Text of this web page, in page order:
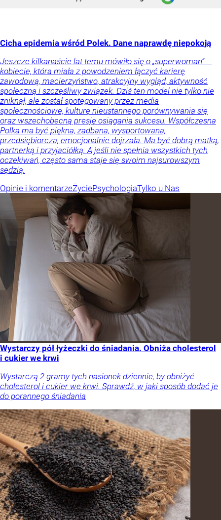
Cicha epidemia wśród Polek. Dane naprawdę niepokoją
Jeszcze kilkanaście lat temu mówiło się o „superwoman” –
kobiecie, która miała z powodzeniem łączyć karierę
zawodową, macierzyństwo, atrakcyjny wygląd, aktywność
społeczną i szczęśliwy związek. Dziś ten model nie tylko nie
zniknął, ale został spotęgowany przez media
społecznościowe, kulturę nieustannego porównywania się
oraz wszechobecną presję osiągania sukcesu. Współczesna
Polka ma być piękna, zadbana, wysportowana,
przedsiębiorcza, emocjonalnie dojrzała. Ma być dobrą matką,
partnerką i przyjaciółką. A jeśli nie spełnia wszystkich tych
oczekiwań, często sama staje się swoim najsurowszym
sędzią.
Opinie i komentarzeŻyciePsychologiaTylko u Nas
Wystarczy pół łyżeczki do śniadania. Obniża cholesterol
i cukier we krwi
Wystarczą 2 gramy tych nasionek dziennie, by obniżyć
cholesterol i cukier we krwi. Sprawdź, w jaki sposób dodać je
do porannego śniadania